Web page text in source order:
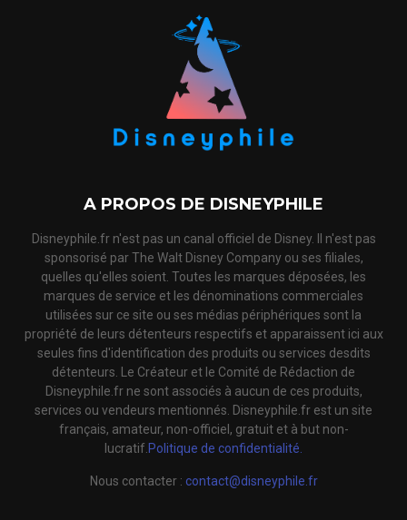
A PROPOS DE DISNEYPHILE
Disneyphile.fr n'est pas un canal officiel de Disney. Il n'est pas
sponsorisé par The Walt Disney Company ou ses filiales,
quelles qu'elles soient. Toutes les marques déposées, les
marques de service et les dénominations commerciales
utilisées sur ce site ou ses médias périphériques sont la
propriété de leurs détenteurs respectifs et apparaissent ici aux
seules fins d'identification des produits ou services desdits
détenteurs. Le Créateur et le Comité de Rédaction de
Disneyphile.fr ne sont associés à aucun de ces produits,
services ou vendeurs mentionnés. Disneyphile.fr est un site
français, amateur, non-officiel, gratuit et à but non-
lucratif. Politique de confidentialité.
Nous contacter : contact@disneyphile.fr